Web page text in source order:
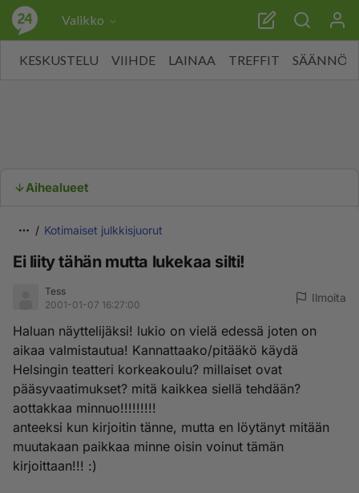
Valikko
KESKUSTELU VIIHDE LAINAA TREFFIT SÄÄNNÖT
Aihealueet
Kotimaiset julkkisjuorut
Ei liity tähän mutta lukekaa silti!
Tess
2001-01-07 16:27:00
Ilmoita
Haluan näyttelijäksi! lukio on vielä edessä joten on
aikaa valmistautua! Kannattaako/pitääkö käydä
Helsingin teatteri korkeakoulu? millaiset ovat
pääsyvaatimukset? mitä kaikkea siellä tehdään?
aottakkaa minnuo!!!!!!!!!
anteeksi kun kirjoitin tänne, mutta en löytänyt mitään
muutakaan paikkaa minne oisin voinut tämän
kirjoittaan!!! :)